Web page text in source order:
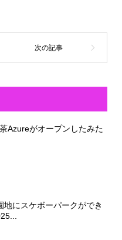
Azureがオープンしたみた
地にスケボーパークができ